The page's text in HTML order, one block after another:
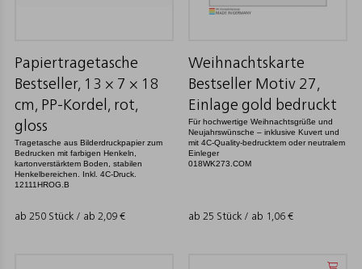
Papiertragetasche
Bestseller, 13 × 7 × 18
cm, PP-Kordel, rot,
gloss
Tragetasche aus Bilderdruckpapier zum
Bedrucken mit farbigen Henkeln,
kartonverstärktem Boden, stabilen
Henkelbereichen. Inkl. 4C-Druck.
12111HROG.B
ab 250 Stück / ab 2,09 €
Weihnachtskarte
Bestseller Motiv 27,
Einlage gold bedruckt
Für hochwertige Weihnachtsgrüße und
Neujahrswünsche – inklusive Kuvert und
mit 4C-Quality-bedrucktem oder neutralem
Einleger
018WK273.COM
ab 25 Stück / ab 1,06 €